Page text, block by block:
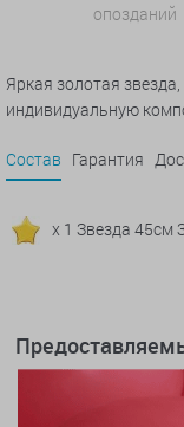
опозданий
Яркая золотая
индивидуальную
Состав Гарантия
x 1 Звезда 45см